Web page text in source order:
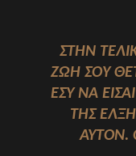
ΣΤΗΝ
ΖΩΗ ΣΟΥ
ΕΣΥ ΝΑ
ΤΗΣ
ΑΥΤΟΝ.